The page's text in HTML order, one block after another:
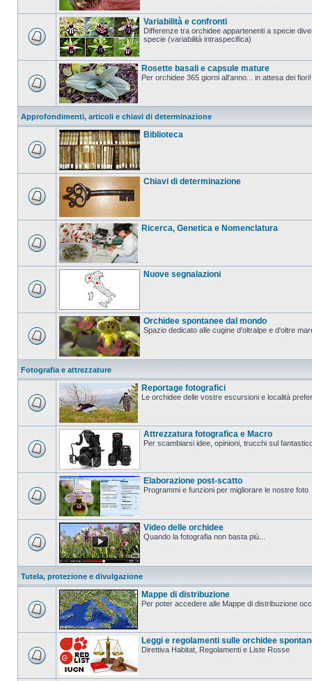
Variabilità e confronti
Differenze tra orchidee appartenenti a specie
specie (variabilità intraspecifica)
Rosette basali e capsule mature
Per orchidee 365 giorni all'anno... in attesa dei fiori!
Approfondimenti, articoli e chiavi di determinazione
Biblioteca
Chiavi di determinazione
Ricerca, Genetica e Nomenclatura
Nuove segnalazioni
Orchidee spontanee dal mondo
Spazio dedicato alle cugine d'oltralpe e d'oltre
Fotografia e attrezzature
Reportage fotografici
Le orchidee delle vostre escursioni e località
Attrezzatura fotografica e Macro
Per scambiarsi idee, opinioni, trucchi sul
Elaborazione post-scatto
Programmi e funzioni per migliorare le nostre foto
Video delle orchidee
Quando la fotografia non basta più...
Tutela, protezione e divulgazione
Mappe di distribuzione
Per poter accedere alle Mappe di distribuzione
Leggi e regolamenti sulle orchidee
Direttiva Habitat, Regolamenti e Liste Rosse